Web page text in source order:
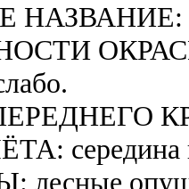
НАЗВАНИЕ:
середина